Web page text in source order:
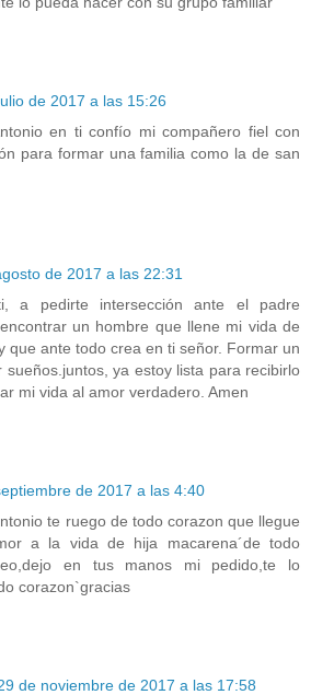
de 2017 a las 15:26
en ti confío mi compañero fiel con
para formar una familia como la de san
de 2017 a las 22:31
a pedirte intersección ante el padre
un hombre que llene mi vida de
que ante todo crea en ti señor. Formar un
sueños.juntos, ya estoy lista para recibirlo
mi vida al amor verdadero. Amen
de 2017 a las 4:40
te ruego de todo corazon que llegue
a la vida de hija macarena´de todo
en tus manos mi pedido,te lo
corazon`gracias
de noviembre de 2017 a las 17:58